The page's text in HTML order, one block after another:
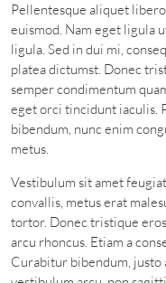
Pellentesque aliquet
euismod. Nam eget ligula
ligula. Sed in dui mi,
platea dictumst. Donec
semper condimentum
eget orci tincidunt iaculis.
bibendum, nunc enim
metus.
Vestibulum sit amet
convallis, metus erat
tortor. Donec tristique
arcu rhoncus. Etiam a
Curabitur bibendum,